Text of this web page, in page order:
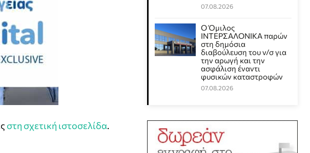
στη σχετική ιστοσελίδα.
07.08.2026
Ο Όμιλος
ΙΝΤΕΡΣΑΛΟΝΙΚΑ παρών
στη δημόσια
διαβούλευση του ν/σ για
την αρωγή και την
ασφάλιση έναντι
φυσικών καταστροφών
07.08.2026